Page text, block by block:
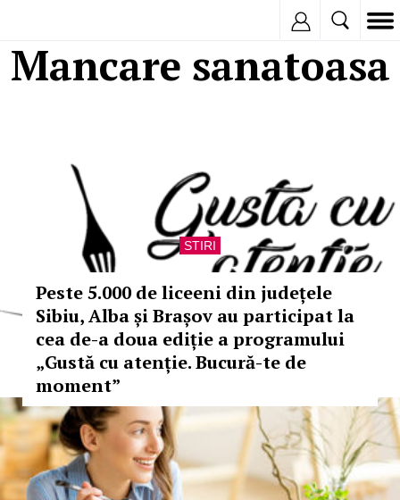
Mancare sanatoasa
STIRI
Peste 5.000 de liceeni din județele
Sibiu, Alba și Brașov au participat la
cea de-a doua ediție a programului
„Gustă cu atenție. Bucură-te de
moment”